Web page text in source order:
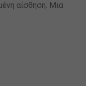
αίσθηση. Μια